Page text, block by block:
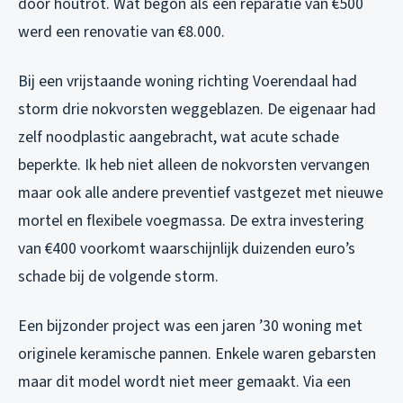
werd een renovatie van €8.000.
Bij een vrijstaande woning richting Voerendaal had
storm drie nokvorsten weggeblazen. De eigenaar had
zelf noodplastic aangebracht, wat acute schade
beperkte. Ik heb niet alleen de nokvorsten vervangen
maar ook alle andere preventief vastgezet met nieuwe
mortel en flexibele voegmassa. De extra investering
van €400 voorkomt waarschijnlijk duizenden euro’s
schade bij de volgende storm.
Een bijzonder project was een jaren ’30 woning met
originele keramische pannen. Enkele waren gebarsten
maar dit model wordt niet meer gemaakt. Via een